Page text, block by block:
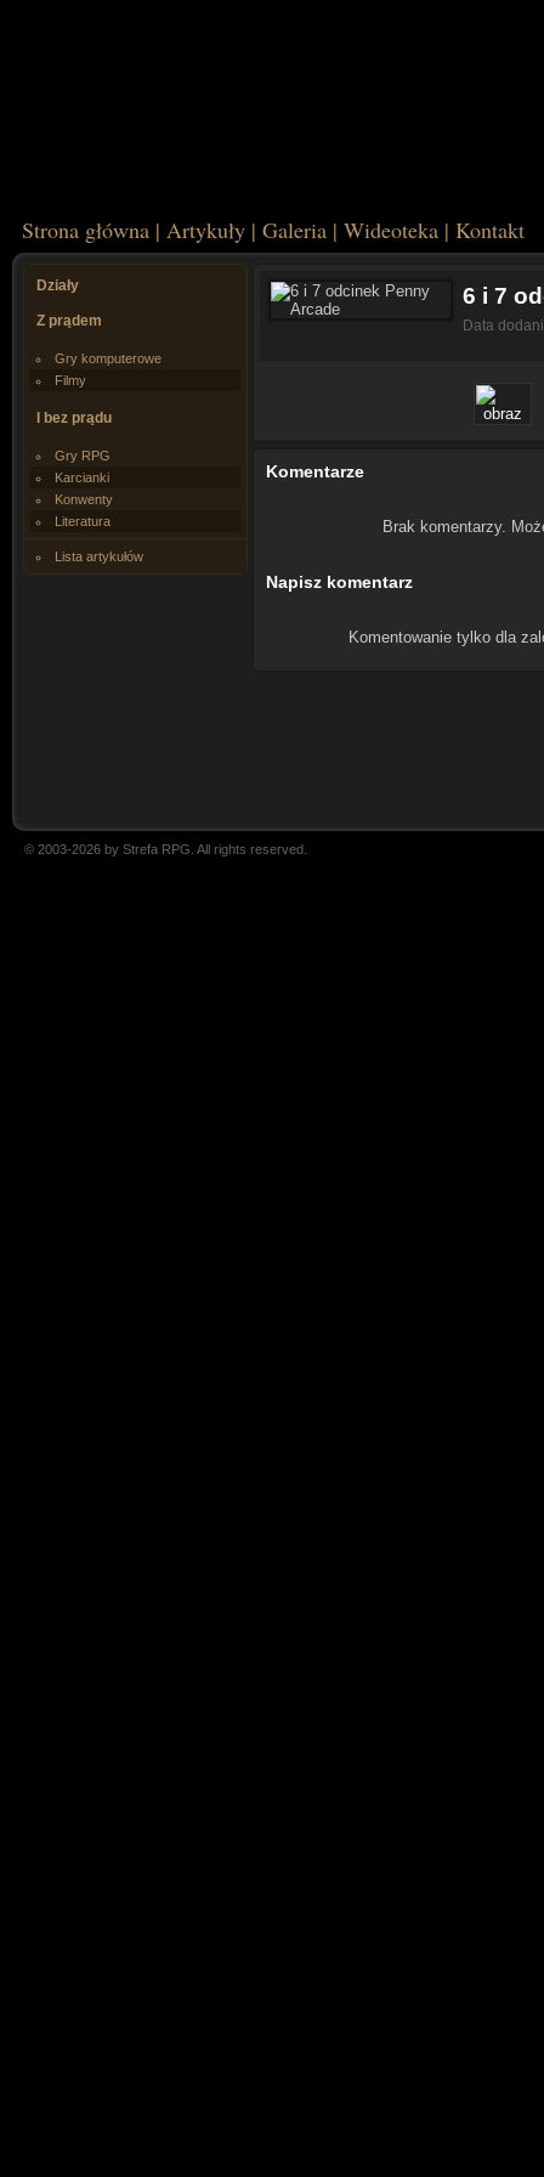
Strona główna | Artykuły | Galeria | Wideoteka | Kontakt
Działy
Z prądem
Gry komputerowe
Filmy
I bez prądu
Gry RPG
Karcianki
Konwenty
Literatura
Lista artykułów
6 i 7
Data
Komentarze
Brak komentarzy.
Napisz komentarz
Komentowanie tylko dla
© 2003-2026 by Strefa RPG. All rights reserved.